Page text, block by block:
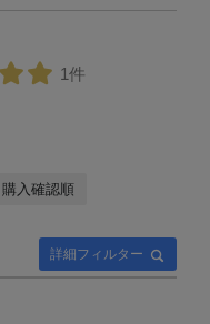
1件
詳細フィルター
購入確認順